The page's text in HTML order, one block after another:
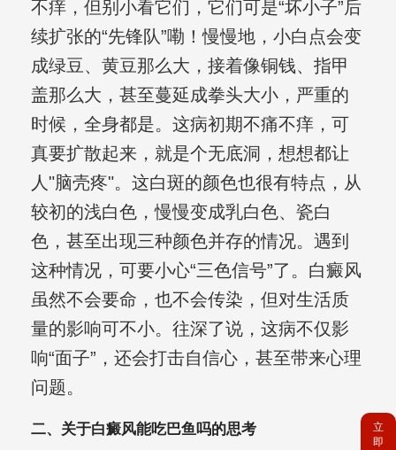
不痒，但别小看它们，它们可是“坏小子”后
续扩张的“先锋队”嘞！慢慢地，小白点会变
成绿豆、黄豆那么大，接着像铜钱、指甲
盖那么大，甚至蔓延成拳头大小，严重的
时候，全身都是。这病初期不痛不痒，可
真要扩散起来，就是个无底洞，想想都让
人"脑壳疼"。这白斑的颜色也很有特点，从
较初的浅白色，慢慢变成乳白色、瓷白
色，甚至出现三种颜色并存的情况。遇到
这种情况，可要小心“三色信号”了。白癜风
虽然不会要命，也不会传染，但对生活质
量的影响可不小。往深了说，这病不仅影
响“面子”，还会打击自信心，甚至带来心理
问题。
二、关于白癜风能吃巴鱼吗的思考
立
即